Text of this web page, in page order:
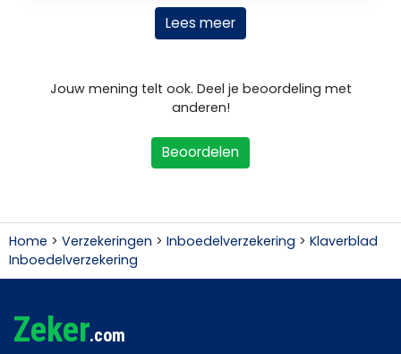
Lees meer
Jouw mening telt ook. Deel je beoordeling met
anderen!
Beoordelen
Home > Verzekeringen > Inboedelverzekering > Klaverblad
Inboedelverzekering
Zeker.com